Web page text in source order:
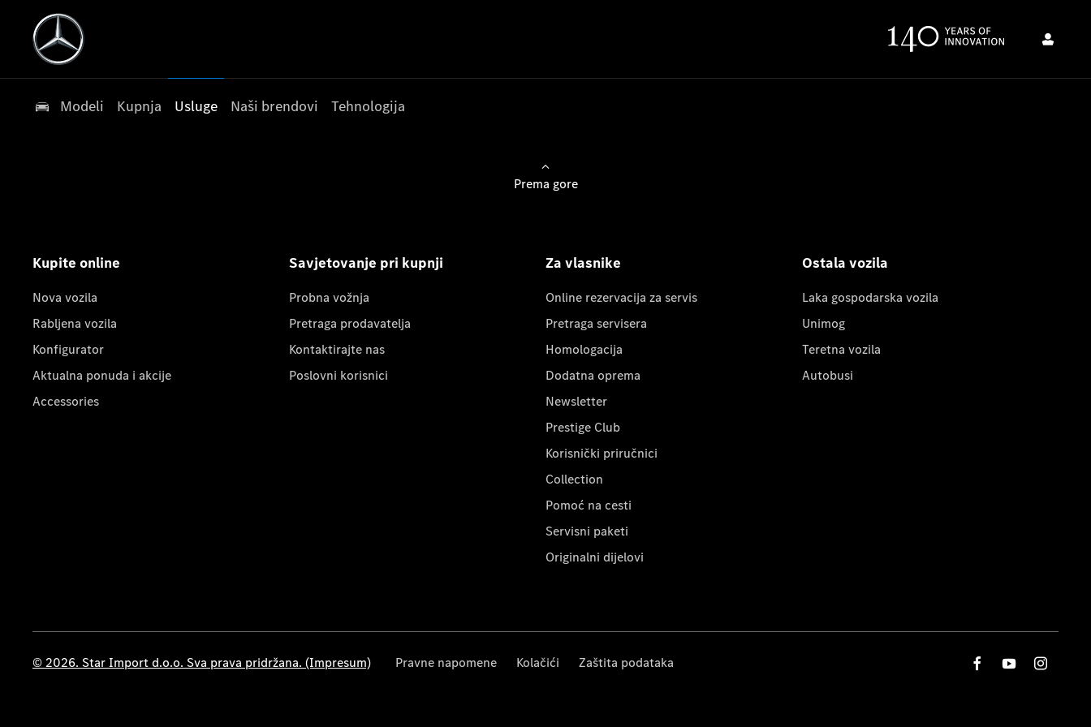
Modeli Kupnja Usluge Naši brendovi Tehnologija
Prema gore
Kupite online
Nova vozila
Rabljena vozila
Konfigurator
Aktualna ponuda i akcije
Accessories
Savjetovanje pri kupnji
Probna vožnja
Pretraga prodavatelja
Kontaktirajte nas
Poslovni korisnici
Za vlasnike
Online rezervacija za servis
Pretraga servisera
Homologacija
Dodatna oprema
Newsletter
Prestige Club
Korisnički priručnici
Collection
Pomoć na cesti
Servisni paketi
Originalni dijelovi
Ostala vozila
Laka gospodarska vozila
Unimog
Teretna vozila
Autobusi
© 2026. Star Import d.o.o. Sva prava pridržana. (Impresum) Pravne napomene Kolačići Zaštita podataka